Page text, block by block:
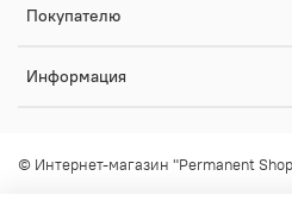
Покупателю
Информация
© Интернет-магазин "Permanent